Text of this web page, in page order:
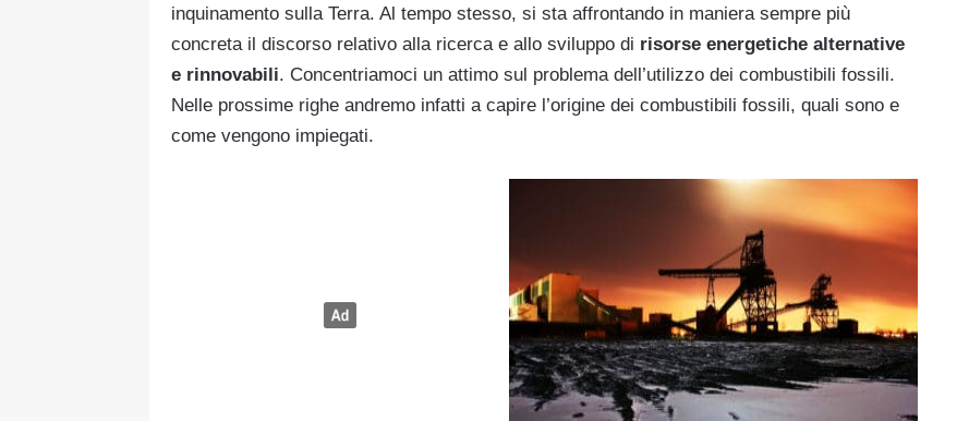
inquinamento sulla Terra. Al tempo stesso, si sta affrontando in maniera sempre più
concreta il discorso relativo alla ricerca e allo sviluppo di risorse energetiche alternative
e rinnovabili. Concentriamoci un attimo sul problema dell’utilizzo dei combustibili fossili.
Nelle prossime righe andremo infatti a capire l’origine dei combustibili fossili, quali sono e
come vengono impiegati.